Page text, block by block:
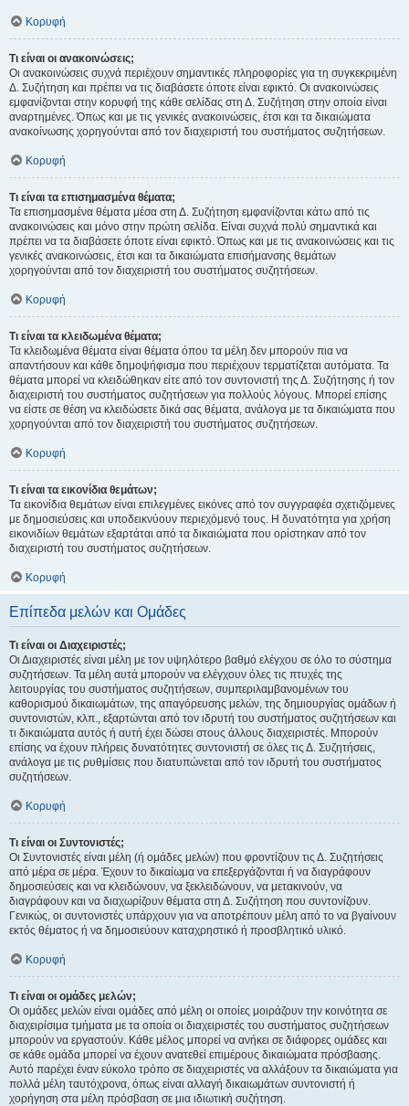
Κορυφή
Τι είναι οι ανακοινώσεις;
Οι ανακοινώσεις συχνά περιέχουν σημαντικές πληροφορίες για τη συγκεκριμένη
Δ. Συζήτηση και πρέπει να τις διαβάσετε όποτε είναι εφικτό. Οι ανακοινώσεις
εμφανίζονται στην κορυφή της κάθε σελίδας στη Δ. Συζήτηση στην οποία είναι
αναρτημένες. Όπως και με τις γενικές ανακοινώσεις, έτσι και τα δικαιώματα
ανακοίνωσης χορηγούνται από τον διαχειριστή του συστήματος συζητήσεων.
Κορυφή
Τι είναι τα επισημασμένα θέματα;
Τα επισημασμένα θέματα μέσα στη Δ. Συζήτηση εμφανίζονται κάτω από τις
ανακοινώσεις και μόνο στην πρώτη σελίδα. Είναι συχνά πολύ σημαντικά και
πρέπει να τα διαβάσετε όποτε είναι εφικτό. Όπως και με τις ανακοινώσεις και τις
γενικές ανακοινώσεις, έτσι και τα δικαιώματα επισήμανσης θεμάτων
χορηγούνται από τον διαχειριστή του συστήματος συζητήσεων.
Κορυφή
Τι είναι τα κλειδωμένα θέματα;
Τα κλειδωμένα θέματα είναι θέματα όπου τα μέλη δεν μπορούν πια να
απαντήσουν και κάθε δημοψήφισμα που περιέχουν τερματίζεται αυτόματα. Τα
θέματα μπορεί να κλειδώθηκαν είτε από τον συντονιστή της Δ. Συζήτησης ή τον
διαχειριστή του συστήματος συζητήσεων για πολλούς λόγους. Μπορεί επίσης
να είστε σε θέση να κλειδώσετε δικά σας θέματα, ανάλογα με τα δικαιώματα που
χορηγούνται από τον διαχειριστή του συστήματος συζητήσεων.
Κορυφή
Τι είναι τα εικονίδια θεμάτων;
Τα εικονίδια θεμάτων είναι επιλεγμένες εικόνες από τον συγγραφέα σχετιζόμενες
με δημοσιεύσεις και υποδεικνύουν περιεχόμενό τους. Η δυνατότητα για χρήση
εικονιδίων θεμάτων εξαρτάται από τα δικαιώματα που ορίστηκαν από τον
διαχειριστή του συστήματος συζητήσεων.
Κορυφή
Επίπεδα μελών και Ομάδες
Τι είναι οι Διαχειριστές;
Οι Διαχειριστές είναι μέλη με τον υψηλότερο βαθμό ελέγχου σε όλο το σύστημα
συζητήσεων. Τα μέλη αυτά μπορούν να ελέγχουν όλες τις πτυχές της
λειτουργίας του συστήματος συζητήσεων, συμπεριλαμβανομένων του
καθορισμού δικαιωμάτων, της απαγόρευσης μελών, της δημιουργίας ομάδων ή
συντονιστών, κλπ., εξαρτώνται από τον ιδρυτή του συστήματος συζητήσεων και
τι δικαιώματα αυτός ή αυτή έχει δώσει στους άλλους διαχειριστές. Μπορούν
επίσης να έχουν πλήρεις δυνατότητες συντονιστή σε όλες τις Δ. Συζητήσεις,
ανάλογα με τις ρυθμίσεις που διατυπώνεται από τον ιδρυτή του συστήματος
συζητήσεων.
Κορυφή
Τι είναι οι Συντονιστές;
Οι Συντονιστές είναι μέλη (ή ομάδες μελών) που φροντίζουν τις Δ. Συζητήσεις
από μέρα σε μέρα. Έχουν το δικαίωμα να επεξεργάζονται ή να διαγράφουν
δημοσιεύσεις και να κλειδώνουν, να ξεκλειδώνουν, να μετακινούν, να
διαγράφουν και να διαχωρίζουν θέματα στη Δ. Συζήτηση που συντονίζουν.
Γενικώς, οι συντονιστές υπάρχουν για να αποτρέπουν μέλη από το να βγαίνουν
εκτός θέματος ή να δημοσιεύουν καταχρηστικό ή προσβλητικό υλικό.
Κορυφή
Τι είναι οι ομάδες μελών;
Οι ομάδες μελών είναι ομάδες από μέλη οι οποίες μοιράζουν την κοινότητα σε
διαχειρίσιμα τμήματα με τα οποία οι διαχειριστές του συστήματος συζητήσεων
μπορούν να εργαστούν. Κάθε μέλος μπορεί να ανήκει σε διάφορες ομάδες και
σε κάθε ομάδα μπορεί να έχουν ανατεθεί επιμέρους δικαιώματα πρόσβασης.
Αυτό παρέχει έναν εύκολο τρόπο σε διαχειριστές να αλλάξουν τα δικαιώματα για
πολλά μέλη ταυτόχρονα, όπως είναι αλλαγή δικαιωμάτων συντονιστή ή
χορήγηση στα μέλη πρόσβαση σε μια ιδιωτική συζήτηση.